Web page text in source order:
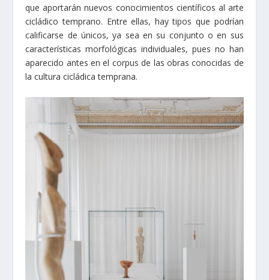
que aportarán nuevos conocimientos científicos al arte
cicládico temprano. Entre ellas, hay tipos que podrían
calificarse de únicos, ya sea en su conjunto o en sus
características morfológicas individuales, pues no han
aparecido antes en el corpus de las obras conocidas de
la cultura cicládica temprana.